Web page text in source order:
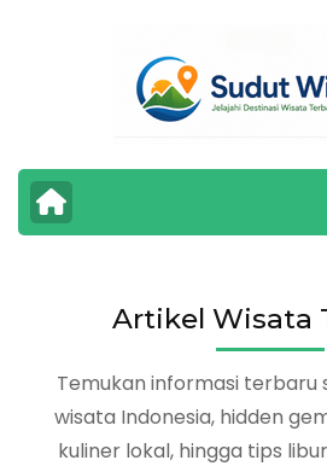
Artikel Wisata
Temukan informasi terbaru
wisata Indonesia, hidden
kuliner lokal, hingga tips